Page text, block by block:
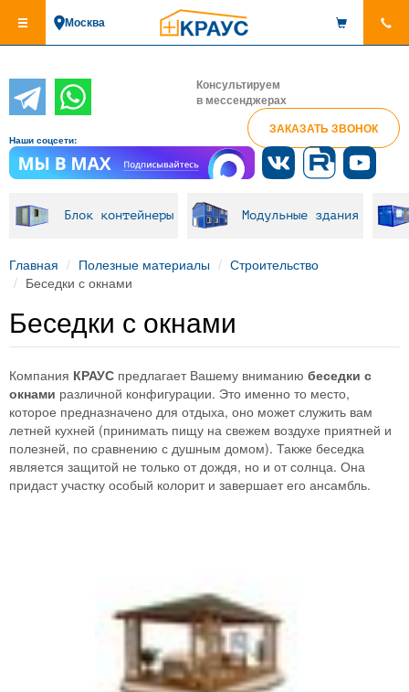
основному
Москва
Консультируем
в мессенджерах
ЗАКАЗАТЬ ЗВОНОК
Наши соцсети:
Блок контейнеры Модульные здания
Главная Полезные материалы
Строительство
Беседки с окнами
Беседки с окнами
Компания КРАУС предлагает Вашему вниманию беседки с
окнами различной конфигурации. Это именно то место,
которое предназначено для отдыха, оно может служить вам
летней кухней (принимать пищу на свежем воздухе приятней и
полезней, по сравнению с душным домом). Также беседка
является защитой не только от дождя, но и от солнца. Она
придаст участку особый колорит и завершает его ансамбль.